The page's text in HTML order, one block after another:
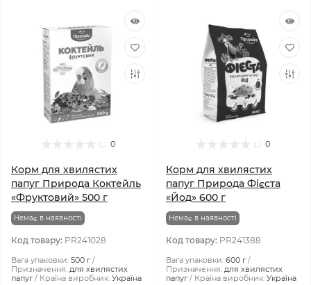
0
Корм для хвилястих
папуг Природа Коктейль
«Фруктовий» 500 г
Немає в наявності
Код товару: PR241028
Вага упаковки: 500 г
Призначення: для хвилястих
папуг
Країна виробник: Україна
0
Корм для хвилястих
папуг Природа Фієста
«Йод» 600 г
Немає в наявності
Код товару: PR241388
Вага упаковки: 600 г
Призначення: для хвилястих
папуг
Країна виробник: Україна